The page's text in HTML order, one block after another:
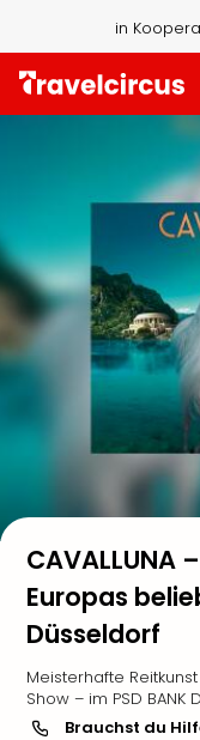
in
CAVALLUNA
Europas
Düsseldorf
Meisterhafte
Show – im PSD BANK
Brauchst du